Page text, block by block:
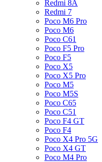
Redmi 8A
Redmi 7
Poco M6 Pro
Poco M6
Poco C61
Poco F5 Pro
Poco F5
Poco X5
Poco X5 Pro
Poco M5
Poco M5S
Poco C65
Poco C51
Poco F4 GT
Poco F4
Poco X4 Pro 5G
Poco X4 GT
Poco M4 Pro